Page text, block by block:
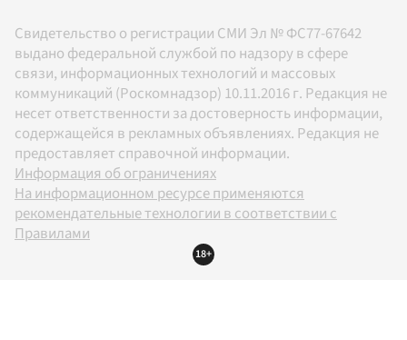
Свидетельство о регистрации СМИ Эл № ФС77-67642
выдано федеральной службой по надзору в сфере
связи, информационных технологий и массовых
коммуникаций (Роскомнадзор) 10.11.2016 г. Редакция не
несет ответственности за достоверность информации,
содержащейся в рекламных объявлениях. Редакция не
предоставляет справочной информации.
Информация об ограничениях
На информационном ресурсе применяются
рекомендательные технологии в соответствии с
Правилами
18+